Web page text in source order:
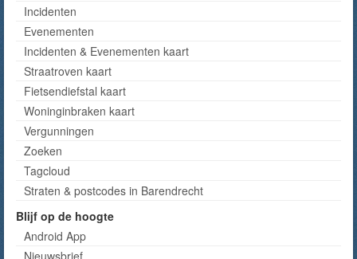
Incidenten
Evenementen
Incidenten & Evenementen kaart
Straatroven kaart
Fietsendiefstal kaart
Woninginbraken kaart
Vergunningen
Zoeken
Tagcloud
Straten & postcodes in Barendrecht
Blijf op de hoogte
Android App
Nieuwsbrief